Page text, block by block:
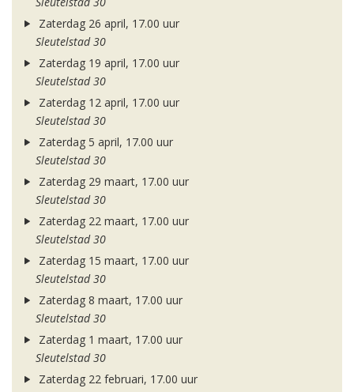
Zaterdag 26 april, 17.00 uur
Sleutelstad 30
Zaterdag 19 april, 17.00 uur
Sleutelstad 30
Zaterdag 12 april, 17.00 uur
Sleutelstad 30
Zaterdag 5 april, 17.00 uur
Sleutelstad 30
Zaterdag 29 maart, 17.00 uur
Sleutelstad 30
Zaterdag 22 maart, 17.00 uur
Sleutelstad 30
Zaterdag 15 maart, 17.00 uur
Sleutelstad 30
Zaterdag 8 maart, 17.00 uur
Sleutelstad 30
Zaterdag 1 maart, 17.00 uur
Sleutelstad 30
Zaterdag 22 februari, 17.00 uur